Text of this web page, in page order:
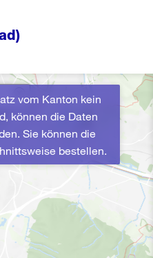
vom Kanton kein
können die Daten
Sie können die
bestellen.